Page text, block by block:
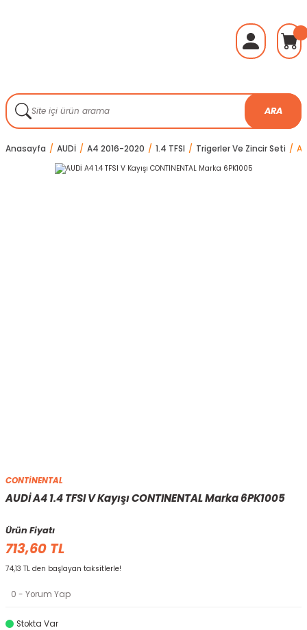
ARA
Anasayfa AUDİ A4 2016-2020 1.4 TFSI Trigerler Ve Zincir Seti
CONTİNENTAL
AUDİ A4 1.4 TFSI V Kayışı CONTINENTAL Marka 6PK1005
Ürün Fiyatı
713,60 TL
74,13 TL den başlayan taksitlerle!
0 - Yorum Yap
Stokta Var